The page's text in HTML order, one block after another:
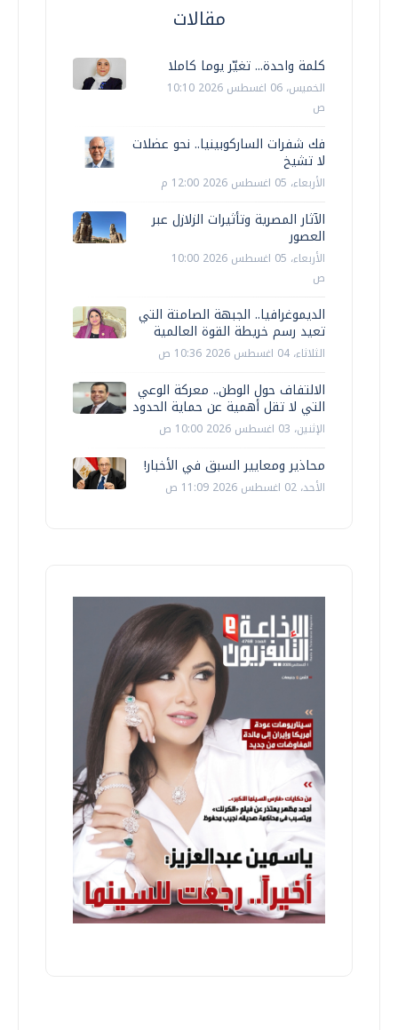
مقالات
كلمة واحدة... تغيّر يوما كاملا
الخميس، 06 اغسطس 2026 10:10
ص
فك شفرات الساركوبينيا.. نحو عضلات
لا تشيخ
الأربعاء، 05 اغسطس 2026 12:00 م
الآثار المصرية وتأثيرات الزلازل عبر
العصور
الأربعاء، 05 اغسطس 2026 10:00
ص
الديموغرافيا.. الجبهة الصامتة التي
تعيد رسم خريطة القوة العالمية
الثلاثاء، 04 اغسطس 2026 10:36 ص
الالتفاف حول الوطن.. معركة الوعي
التي لا تقل أهمية عن حماية الحدود
الإثنين، 03 اغسطس 2026 10:00 ص
محاذير ومعايير السبق في الأخبار!
الأحد، 02 اغسطس 2026 11:09 ص